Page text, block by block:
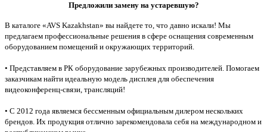
Предложили замену на устаревшую?
В каталоге «AVS Kazakhstan» вы найдете то, что давно искали! Мы
предлагаем профессиональные решения в сфере оснащения современным
оборудованием помещений и окружающих территорий.
• Представляем в РК оборудование зарубежных производителей. Помогаем
заказчикам найти идеальную модель дисплея для обеспечения
видеоконференц-связи, трансляций!
• С 2012 года являемся бессменным официальным дилером нескольких
брендов. Их продукция отлично зарекомендовала себя на международном и